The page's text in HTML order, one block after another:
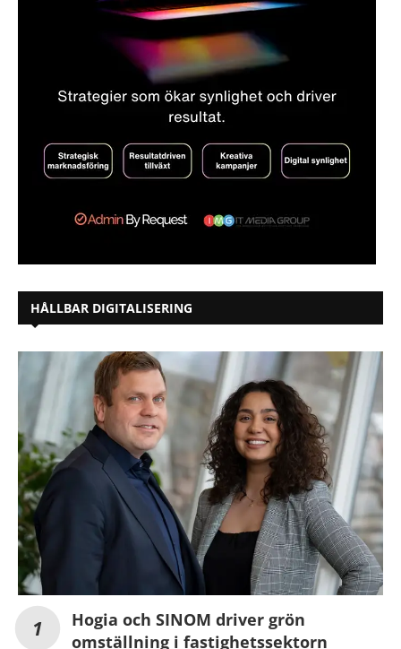
HÅLLBAR DIGITALISERING
Hogia och SINOM driver grön
omställning i fastighetssektorn